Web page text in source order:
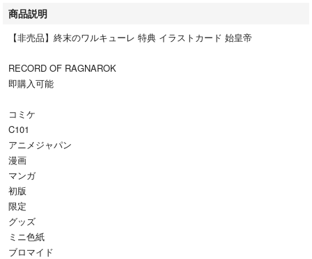
商品説明
【非売品】終末のワルキューレ 特典 イラストカード 始皇帝
RECORD OF RAGNAROK
即購入可能
コミケ
C101
アニメジャパン
漫画
マンガ
初版
限定
グッズ
ミニ色紙
ブロマイド